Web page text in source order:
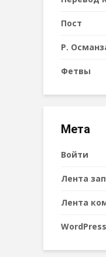
Пост
Р.
Фетвы
Мета
Войти
Лента
Лента